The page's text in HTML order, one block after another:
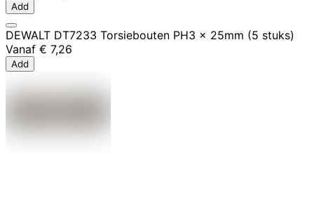
Add
DEWALT DT7233 Torsiebouten PH3 x 25mm (5 stuks)
Vanaf € 7,26
Add